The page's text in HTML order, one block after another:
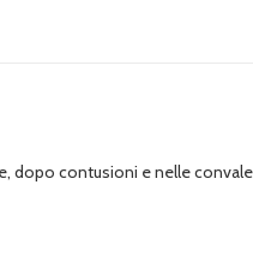
dopo contusioni e nelle